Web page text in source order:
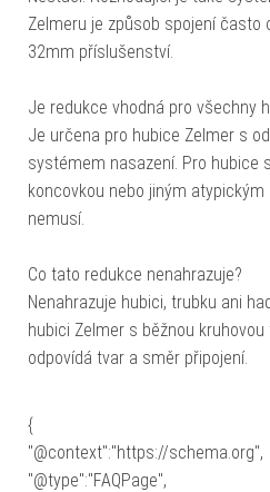
Zelmeru je způsob spojení často
32mm příslušenství.
Je redukce vhodná pro všechny
Je určena pro hubice Zelmer s
systémem nasazení. Pro hubice
koncovkou nebo jiným
nemusí.
Co tato redukce nenahrazuje?
Nenahrazuje hubici, trubku ani
hubici Zelmer s běžnou
odpovídá tvar a směr připojení.
{
"@context":"https://schema.org",
"@type":"FAQPage",